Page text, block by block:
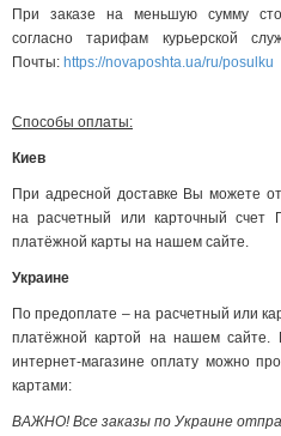
При заказе на меньшую сумму
согласно тарифам курьерской
Почты: https://novaposhta.ua/ru/posulku
Способы оплаты:
Киев
При адресной доставке Вы можете
на расчетный или карточный счет
платёжной карты на нашем сайте.
Украине
По предоплате – на расчетный или
платёжной картой на нашем
интернет-магазине оплату можно
картами:
ВАЖНО! Все заказы по Украине